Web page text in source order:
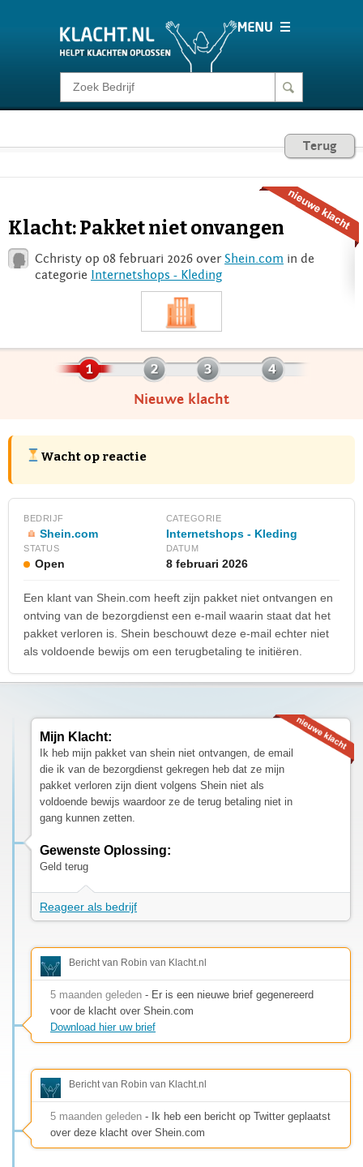
Klacht melden
Consumentenrecht Terug
Klacht: Pakket niet onvangen
Cchristy op 08 februari 2026 over Shein.com in de
categorie Internetshops - Kleding
Nieuwe klacht
Wacht op reactie
BEDRIJF
Shein.com
CATEGORIE
Internetshops - Kleding
STATUS
Open
DATUM
8 februari 2026
Een klant van Shein.com heeft zijn pakket niet ontvangen en
ontving van de bezorgdienst een e-mail waarin staat dat het
pakket verloren is. Shein beschouwt deze e-mail echter niet
als voldoende bewijs om een terugbetaling te initiëren.
Mijn Klacht:
Ik heb mijn pakket van shein niet ontvangen, de email
die ik van de bezorgdienst gekregen heb dat ze mijn
pakket verloren zijn dient volgens Shein niet als
voldoende bewijs waardoor ze de terug betaling niet in
gang kunnen zetten.
Gewenste Oplossing:
Geld terug
Reageer als bedrijf
Bericht van Robin van Klacht.nl
5 maanden geleden - Er is een nieuwe brief gegenereerd
voor de klacht over Shein.com
Download hier uw brief
Bericht van Robin van Klacht.nl
5 maanden geleden - Ik heb een bericht op Twitter geplaatst
over deze klacht over Shein.com